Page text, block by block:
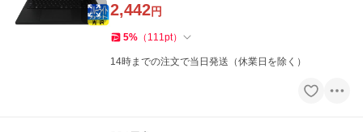
2,442円
5% （ 111pt）
14時までの注文で当日発送（休業日を除く）